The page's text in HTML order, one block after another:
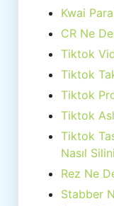
Kwai
CR Ne
Tiktok
Tiktok
Tiktok
Tiktok
Tiktok
Nasıl
Rez Ne
Stabber